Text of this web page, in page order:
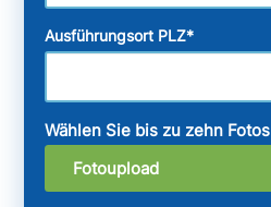
Ausführungsort PLZ*
Wählen Sie bis zu zehn Fotos
Fotoupload